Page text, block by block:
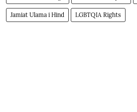
Jamiat Ulama i Hind LGBTQIA Rights